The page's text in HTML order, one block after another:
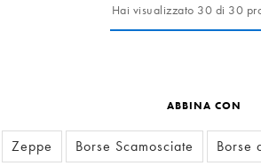
Hai visualizzato 30 di 30
ABBINA CON
Zeppe Borse Scamosciate Borse